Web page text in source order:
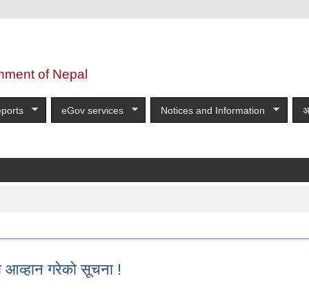
of Nepal
eGov services Notices and Information
गरेको सूचना !